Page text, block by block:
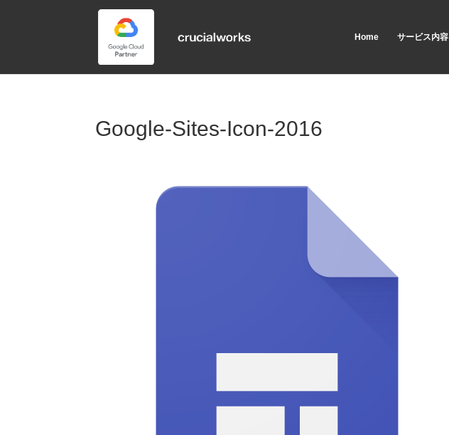
Home サービス内容
Google-Sites-Icon-2016